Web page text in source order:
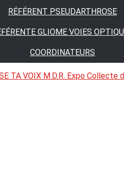
RÉFÉRENT PSEUDARTHROSE
GLIOME VOIES
COORDINATEURS
TA VOIX M.D.R. Expo Collecte